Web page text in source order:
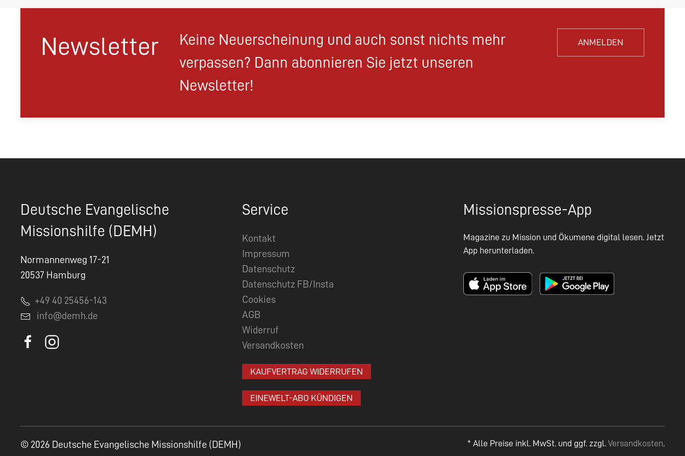
Newsletter
Keine Neuerscheinung und auch sonst nichts mehr
verpassen? Dann abonnieren Sie jetzt unseren
Newsletter!
ANMELDEN
Deutsche Evangelische
Missionshilfe (DEMH)
Normannenweg 17-21
20537 Hamburg
+49 40 25456-143
info@demh.de
Service
Kontakt
Impressum
Datenschutz
Datenschutz FB/Insta
Cookies
AGB
Widerruf
Versandkosten
KAUFVERTRAG WIDERRUFEN
EINEWELT-ABO KÜNDIGEN
Missionspresse-App
Magazine zu Mission und Ökumene digital lesen. Jetzt
App herunterladen.
* Alle Preise inkl. MwSt. und ggf. zzgl. Versandkosten.
© 2026 Deutsche Evangelische Missionshilfe (DEMH)